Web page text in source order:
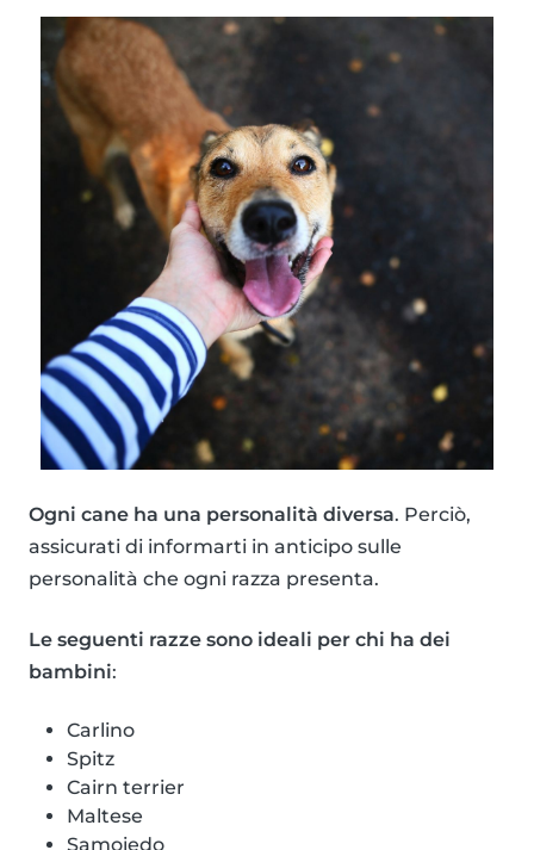
Ogni cane ha una personalità diversa. Perciò,
assicurati di informarti in anticipo sulle
personalità che ogni razza presenta.
Le seguenti razze sono ideali per chi ha dei
bambini:
Carlino
Spitz
Cairn terrier
Maltese
Samoiedo